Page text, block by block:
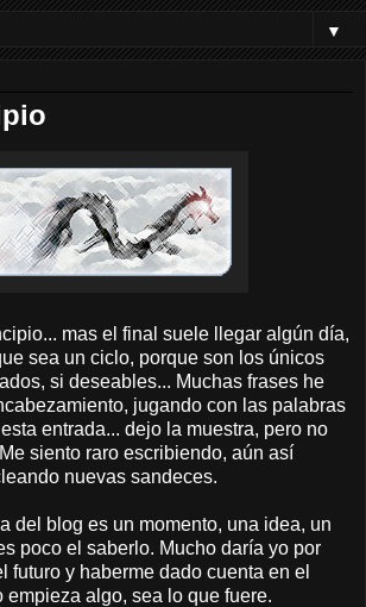
▼
mas el final suele llegar algún día,
sea un ciclo, porque son los únicos
si deseables... Muchas frases he
jugando con las palabras
entrada... dejo la muestra, pero no
siento raro escribiendo, aún así
nuevas sandeces.
del blog es un momento, una idea, un
poco el saberlo. Mucho daría yo por
futuro y haberme dado cuenta en el
empieza algo, sea lo que fuere.